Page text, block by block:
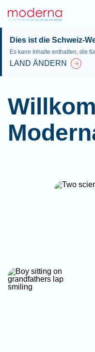
Dies ist die Schweiz-
Es kann Inhalte enthalten, die
LAND ÄNDERN